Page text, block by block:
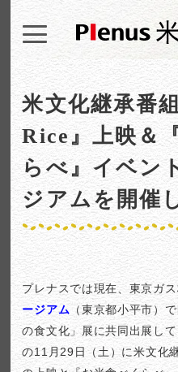
米文化継承番
Rice』上映＆
らべ』イベン
ジアムを開催
プレナスでは現在、東京ガ
ージアム （東京都小平市）
の食文化」展に共同出展し
の11月29日（土）に米文化